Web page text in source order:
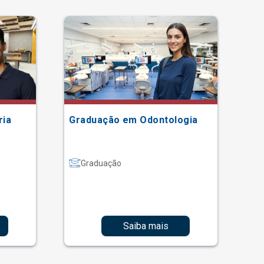
Graduação em Odontologia
Graduação
Saiba mais